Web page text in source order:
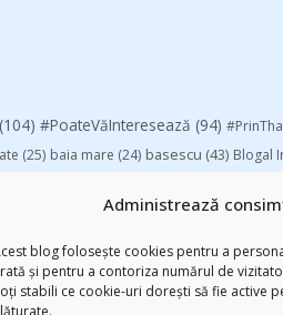
Administrează
blog folosește cookies pentru a
și pentru a contoriza numărul de
stabili ce cookie-uri dorești să fie active
(104) #PoateVăInteresează (94)
(25) baia mare (24) basescu (43) Blogal
cartile pe care le-am citit(258)
zilei(39) manafu(33) mara(27) marius
(29) Samsung(48) sportlocal.ro (39)